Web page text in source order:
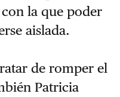
la que poder
aislada.
de romper el
Patricia